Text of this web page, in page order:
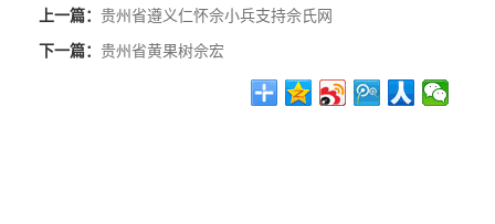
上一篇： 贵州省遵义仁怀佘小兵支持佘氏网
下一篇： 贵州省黄果树佘宏